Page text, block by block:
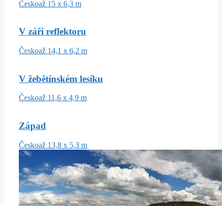
Českoaž 15 x 6,3 m
V záři reflektoru
Českoaž 14,1 x 6,2 m
V žebětínském lesíku
Českoaž 11,6 x 4,9 m
Západ
Českoaž 13,8 x 5,3 m